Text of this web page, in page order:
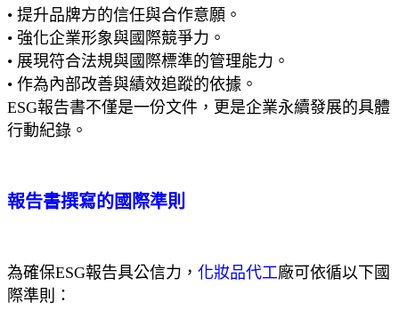
• 提升品牌方的信任與合作意願。
• 強化企業形象與國際競爭力。
• 展現符合法規與國際標準的管理能力。
• 作為內部改善與績效追蹤的依據。
ESG報告書不僅是一份文件，更是企業永續發展的具體
行動紀錄。
報告書撰寫的國際準則
為確保ESG報告具公信力， 化妝品代工廠可依循以下國
際準則：